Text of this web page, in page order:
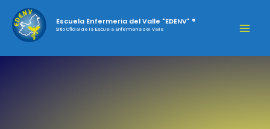
Escuela Enfermeria del Valle "EDENV" ®
Sitio Oficial de la Escuela Enfermeria del Valle